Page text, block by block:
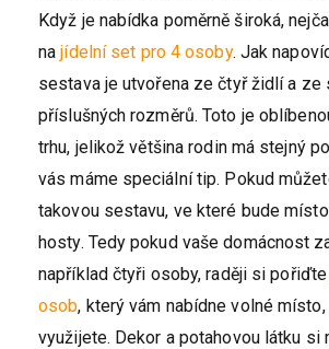
Když je nabídka poměrně široká,
najídelní set pro 4 osoby. Jak
sestava je utvořena ze čtyř židlí a ze
příslušných rozměrů. Toto je
trhu, jelikož většina rodin má stejný
vás máme speciální tip. Pokud
takovou sestavu, ve které bude
hosty. Tedy pokud vaše domácnost
například čtyři osoby, raději si
osob, který vám nabídne volné
využijete. Dekor a potahovou látku si